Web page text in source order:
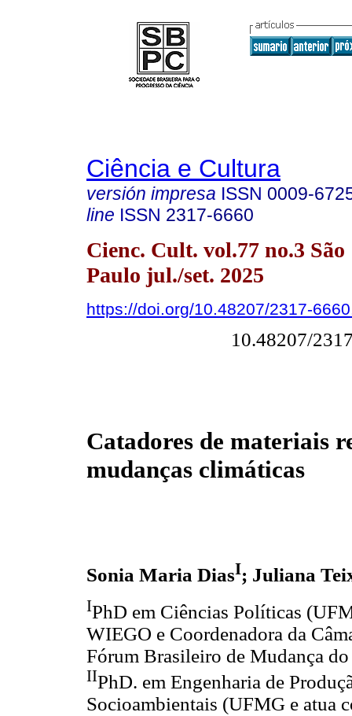
Ciência e Cultura
versión impresa ISSN 0009-
line ISSN 2317-6660
Cienc. Cult. vol.77 no.3 São
Paulo jul./set. 2025
https://doi.org/10.48207/2317-
10.48207/
Catadores de materiais
mudanças climáticas
Sonia Maria DiasI; Juliana
IPhD em Ciências Políticas
WIEGO e Coordenadora da
Fórum Brasileiro de Mudança
IIPhD. em Engenharia de
Socioambientais (UFMG e atua